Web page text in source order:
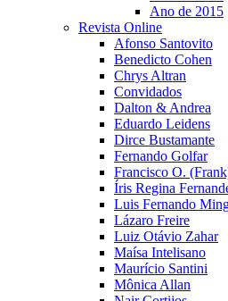
Ano de 2015
Revista Online
Afonso Santovito
Benedicto Cohen
Chrys Altran
Convidados
Dalton & Andrea
Eduardo Leidens
Dirce Bustamante
Fernando Golfar
Francisco O.
Íris Regina
Luis Fernando
Lázaro Freire
Luiz Otávio Zahar
Maísa Intelisano
Maurício Santini
Mônica Allan